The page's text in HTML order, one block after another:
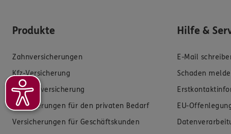
Produkte
Zahnversicherungen
Kfz-Versicherung
Krankenversicherung
Versicherungen für den privaten Bedarf
Versicherungen für Geschäftskunden
Hilfe &
E-Mail
Schaden
EU-